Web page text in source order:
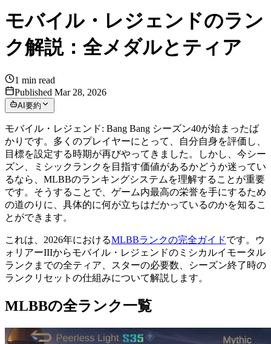
モバイル・レジェンドのラン
ク解説：全メダルとティア
1 min read
Published Mar 28, 2026
AI要約
モバイル・レジェンド: Bang Bang シーズン40が始まったば
かりです。多くのプレイヤーにとって、自分自身を評価し、
目標を設定する時期が再びやってきました。しかし、今シー
ズン、ミシックランクを目指す価値があるかどうか迷ってい
るなら、MLBBのランキングシステムを理解することが重要
です。そうすることで、ゲーム内最高の栄誉を手にするため
の道のりに、具体的に何が立ちはだかっているのかを知るこ
とができます。
これは、2026年におけるMLBBランクの完全ガイドです。ウ
ォリアーIIIからモバイル・レジェンドのミシカルイモータル
ランクまでの全ティア、スターの必要数、シーズン終了時の
ランクリセットの仕組みについて解説します。
MLBBの全ランク一覧